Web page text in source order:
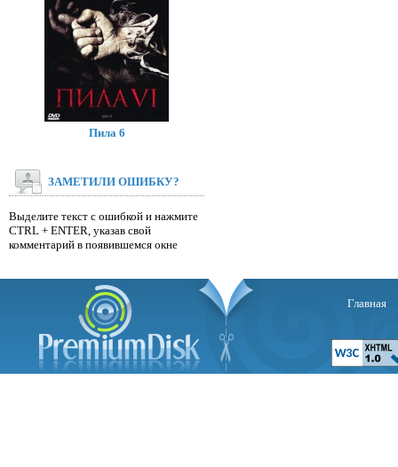
Пила 6
ЗАМЕТИЛИ ОШИБКУ?
Выделите текст с ошибкой и нажмите
CTRL + ENTER, указав свой
комментарий в появившемся окне
Главная